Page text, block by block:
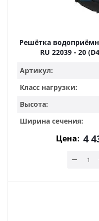
Решётка
RU 22039 - 20
Артикул:
Класс нагрузки:
Высота:
Ширина сечения:
Цена: 4